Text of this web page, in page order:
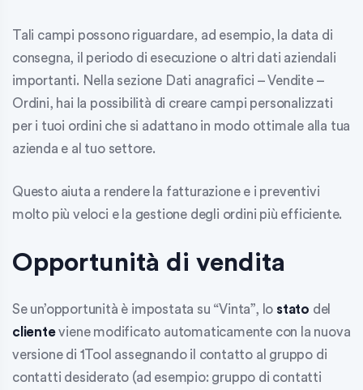
Tali campi possono riguardare, ad esempio, la data di
consegna, il periodo di esecuzione o altri dati aziendali
importanti. Nella sezione Dati anagrafici – Vendite –
Ordini, hai la possibilità di creare campi personalizzati
per i tuoi ordini che si adattano in modo ottimale alla tua
azienda e al tuo settore.
Questo aiuta a rendere la fatturazione e i preventivi
molto più veloci e la gestione degli ordini più efficiente.
Opportunità di vendita
Se un’opportunità è impostata su “Vinta”, lo stato del
clienteviene modificato automaticamente con la nuova
versione di 1Tool assegnando il contatto al gruppo di
contatti desiderato (ad esempio: gruppo di contatti